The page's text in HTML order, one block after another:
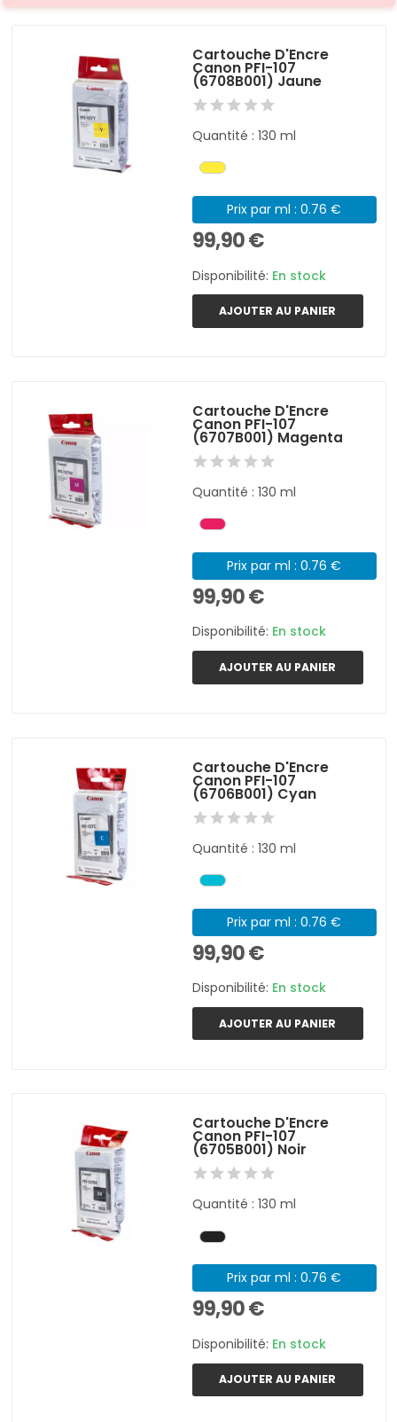
Cartouche D'Encre
Canon PFI-107
(6708B001) Jaune
Quantité : 130 ml
Prix par ml : 0.76 €
99,90 €
Disponibilité: En stock
AJOUTER AU PANIER
Cartouche D'Encre
Canon PFI-107
(6707B001) Magenta
Quantité : 130 ml
Prix par ml : 0.76 €
99,90 €
Disponibilité: En stock
AJOUTER AU PANIER
Cartouche D'Encre
Canon PFI-107
(6706B001) Cyan
Quantité : 130 ml
Prix par ml : 0.76 €
99,90 €
Disponibilité: En stock
AJOUTER AU PANIER
Cartouche D'Encre
Canon PFI-107
(6705B001) Noir
Quantité : 130 ml
Prix par ml : 0.76 €
99,90 €
Disponibilité: En stock
AJOUTER AU PANIER